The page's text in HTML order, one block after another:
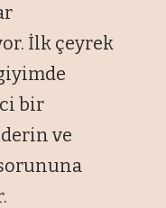
İlk çeyrek
bir
ve